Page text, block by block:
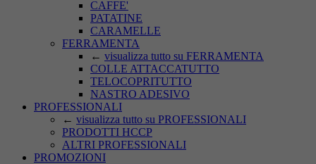
CAFFE'
PATATINE
CARAMELLE
FERRAMENTA
← visualizza tutto su FERRAMENTA
COLLE ATTACCATUTTO
TELOCOPRITUTTO
NASTRO ADESIVO
PROFESSIONALI
← visualizza tutto su PROFESSIONALI
PRODOTTI HCCP
ALTRI PROFESSIONALI
PROMOZIONI